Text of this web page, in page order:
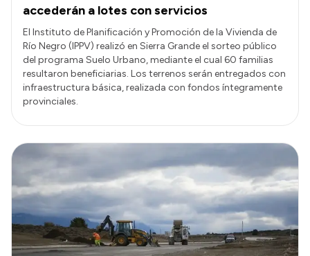
accederán a lotes con servicios
El Instituto de Planificación y Promoción de la Vivienda de
Río Negro (IPPV) realizó en Sierra Grande el sorteo público
del programa Suelo Urbano, mediante el cual 60 familias
resultaron beneficiarias. Los terrenos serán entregados con
infraestructura básica, realizada con fondos íntegramente
provinciales.